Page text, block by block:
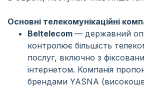
Основні телекомунікаційні
Beltelecom — державний
контролює більшість
послуг, включно з
інтернетом. Компанія
брендами YASNA